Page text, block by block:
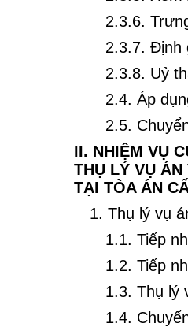
2.3.6.
2.3.7. Định
2.3.8. Uỷ
2.4. Áp
2.5.
II. NHIỆM VỤ
THỤ LÝ VỤ
TẠI TÒA ÁN
1. Thụ lý vụ
1.1. Tiếp
1.2. Tiếp
1.3. Thụ lý
1.4.